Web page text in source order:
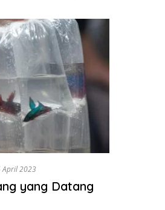
April 2023
yang Datang